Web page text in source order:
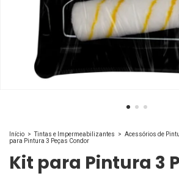
Início > Tintas e Impermeabilizantes > Acessórios de
para Pintura 3 Peças Condor
Kit para Pintura 3